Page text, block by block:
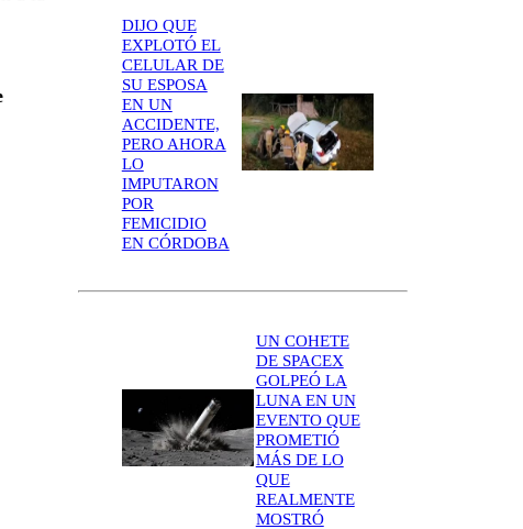
DIJO QUE
EXPLOTÓ EL
CELULAR DE
SU ESPOSA
EN UN
ACCIDENTE,
PERO AHORA
LO
IMPUTARON
POR
FEMICIDIO
EN CÓRDOBA
UN COHETE
DE SPACEX
GOLPEÓ LA
LUNA EN UN
EVENTO QUE
PROMETIÓ
MÁS DE LO
QUE
REALMENTE
MOSTRÓ